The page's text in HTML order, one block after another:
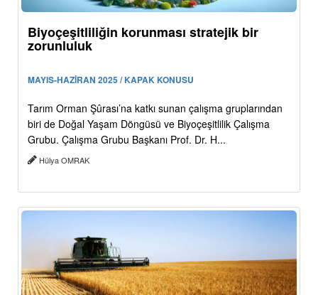
Biyoçeşitliliğin korunması stratejik bir
zorunluluk
MAYIS-HAZİRAN 2025 / KAPAK KONUSU
Tarım Orman Şûrası’na katkı sunan çalışma gruplarından
biri de Doğal Yaşam Döngüsü ve Biyoçeşitlilik Çalışma
Grubu. Çalışma Grubu Başkanı Prof. Dr. H...
Hülya OMRAK